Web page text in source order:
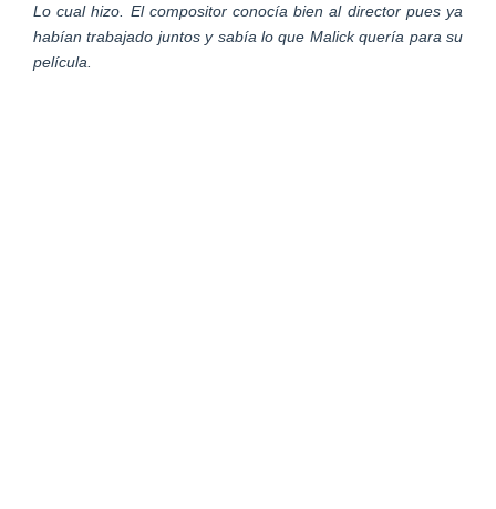
Lo cual hizo. El compositor conocía bien al director pues ya
habían trabajado juntos y sabía lo que Malick quería para su
película.